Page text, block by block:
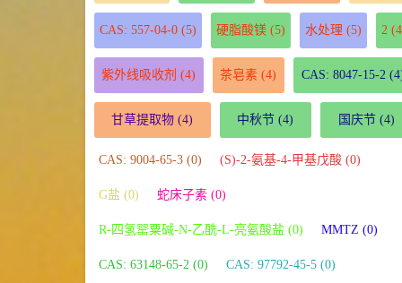
CAS: 557-04-0(5) 硬脂酸镁(5) 水处理 (5) 2
紫外线吸收剂 (4) 茶皂素 (4) CAS: 8047-15-2
甘草提取物 (4) 中秋节 (4) 国庆节(4)
CAS: 9004-65-3 (0) (S)-2-氨基-4-甲基戊酸 (0)
G盐 (0) 蛇床子素 (0)
R-四氢罂粟碱-N-乙酰-L-亮氨酸盐 (0) MMTZ (0)
CAS: 63148-65-2 (0) CAS: 97792-45-5 (0)